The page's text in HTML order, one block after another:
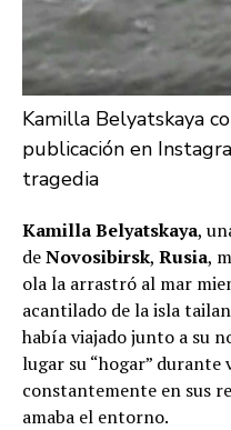
Kamilla Belyatskaya
publicación en
tragedia
Kamilla Belyatskaya,
deNovosibirsk, Rusia,
ola la arrastró al mar
acantilado de la isla
había viajado junto a su
lugar su “hogar”
constantemente en sus
amaba el entorno.